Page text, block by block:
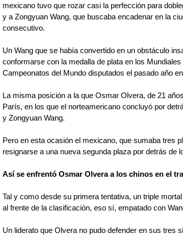
mexicano tuvo que rozar casi la perfección para
y a Zongyuan Wang, que buscaba encadenar en la
consecutivo.
Un Wang que se había convertido en un obstáculo
conformarse con la medalla de plata en los
Campeonatos del Mundo disputados el pasado año
La misma posición a la que Osmar Olvera, de 21
París, en los que el norteamericano concluyó por
y Zongyuan Wang.
Pero en esta ocasión el mexicano, que sumaba tres
resignarse a una nueva segunda plaza por detrás de
Así se enfrentó Osmar Olvera a los chinos en el
Tal y como desde su primera tentativa, un triple
al frente de la clasificación, eso sí, empatado con
Un liderato que Olvera no pudo defender en sus tres